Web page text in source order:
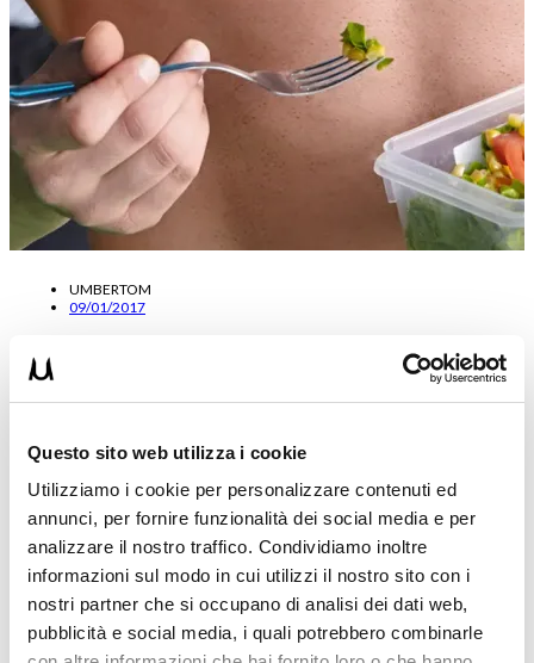
Questo sito web utilizza i cookie
Utilizziamo i cookie per personalizzare contenuti ed
annunci, per fornire funzionalità dei social media e per
analizzare il nostro traffico. Condividiamo inoltre
informazioni sul modo in cui utilizzi il nostro sito con i
nostri partner che si occupano di analisi dei dati web,
pubblicità e social media, i quali potrebbero combinarle
UMBERTOM
09/01/2017
CORSO EDUCATORE ALIMENTARE VERONA
Leggi tutto